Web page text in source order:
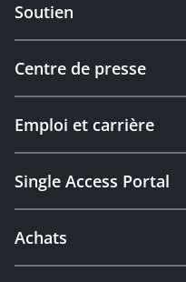
Soutien
Centre de presse
Emploi et carrière
Single Access Portal
Achats